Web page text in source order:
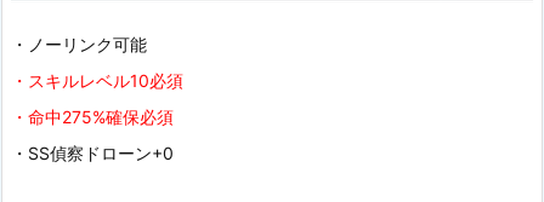
常設６－８の記事はこちら。
【日本版ラストオリジン】常設最難関ステージ、６
－８。攻略とクリア編成の紹介【V...
・ノーリンク可能
・スキルレベル10必須
・命中275%確保必須
・SS偵察ドローン+0